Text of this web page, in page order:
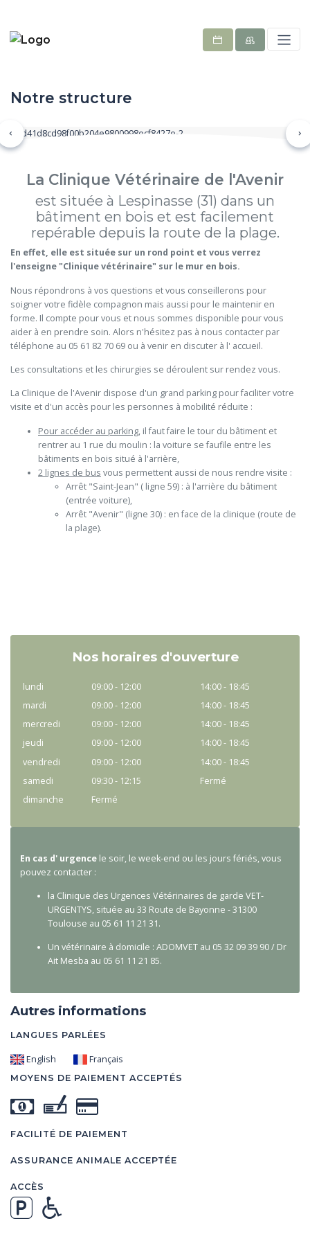
Notre structure
Précédent
La Clinique Vétérinaire de l'Avenir
est située à Lespinasse (31) dans un
bâtiment en bois et est facilement
repérable depuis la route de la plage.
En effet, elle est située sur un rond point et vous verrez
l'enseigne "Clinique vétérinaire" sur le mur en bois.
Nous répondrons à vos questions et vous conseillerons pour
soigner votre fidèle compagnon mais aussi pour le maintenir en
forme. Il compte pour vous et nous sommes disponible pour vous
aider à en prendre soin. Alors n'hésitez pas à nous contacter par
téléphone au 05 61 82 70 69 ou à venir en discuter à l' accueil.
Les consultations et les chirurgies se déroulent sur rendez vous.
La Clinique de l'Avenir dispose d'un grand parking pour faciliter votre
visite et d'un accès pour les personnes à mobilité réduite :
Pour accéder au parking, il faut faire le tour du bâtiment et
rentrer au 1 rue du moulin : la voiture se faufile entre les
bâtiments en bois situé à l'arrière,
2 lignes de bus vous permettent aussi de nous rendre visite :
Arrêt "Saint-Jean" ( ligne 59) : à l'arrière du bâtiment
(entrée voiture),
Arrêt "Avenir" (ligne 30) : en face de la clinique (route de
la plage).
Autres informations
LANGUES PARLÉES
English Français
MOYENS DE PAIEMENT ACCEPTÉS
FACILITÉ DE PAIEMENT
ASSURANCE ANIMALE ACCEPTÉE
ACCÈS
Nos horaires d'ouverture
lundi 09:00 - 12:00
14:00 - 18:45
mardi
09:00 - 12:00
14:00 - 18:45
mercredi
09:00 - 12:00
14:00 - 18:45
jeudi
09:00 - 12:00
14:00 - 18:45
vendredi
09:00 - 12:00
14:00 - 18:45
samedi
09:30 - 12:15
Fermé
dimanche
Fermé
En cas d' urgence le soir, le week-end ou les jours fériés, vous
pouvez contacter :
la Clinique des Urgences Vétérinaires de garde VET-
URGENTYS, située au 33 Route de Bayonne - 31300
Toulouse au 05 61 11 21 31.
Un vétérinaire à domicile : ADOMVET au 05 32 09 39 90 / Dr
Ait Mesba au 05 61 11 21 85.